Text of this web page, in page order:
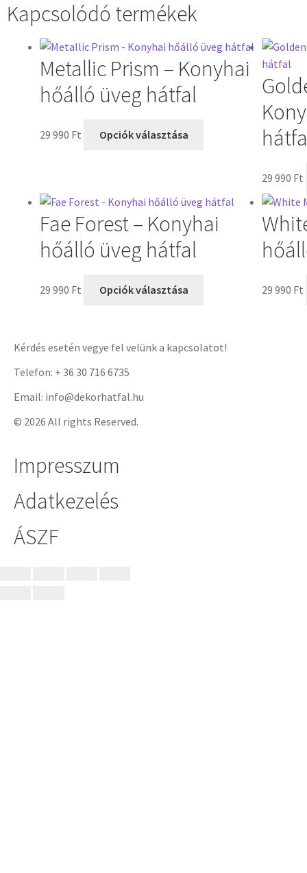
Kapcsolódó termékek
Metallic Prism – Konyhai
hőálló üveg hátfal
29 990 Ft Opciók választása
29 990 Ft
Fae Forest – Konyhai
hőálló üveg hátfal
29 990 Ft Opciók választása 29 990 Ft
Kérdés esetén vegye fel velünk a kapcsolatot!
Telefon: + 36 30 716 6735
Email: info@dekorhatfal.hu
© 2026 All rights Reserved.
Impresszum
Adatkezelés
ÁSZF